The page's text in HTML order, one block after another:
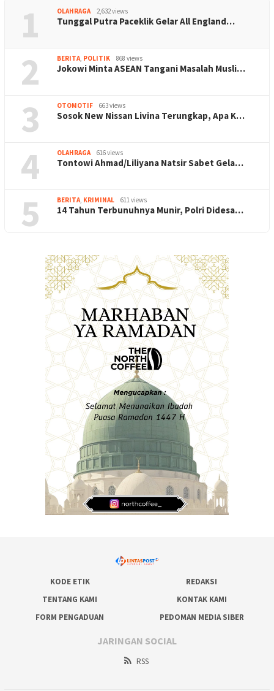
1 OLAHRAGA 2,632 views
Tunggal Putra Paceklik Gelar All England…
2 BERITA POLITIK 868 views
Jokowi Minta ASEAN Tangani Masalah Musli…
3 OTOMOTIF 663 views
Sosok New Nissan Livina Terungkap, Apa K…
4 OLAHRAGA 616 views
Tontowi Ahmad/Liliyana Natsir Sabet Gela…
5 BERITA KRIMINAL 611 views
14 Tahun Terbunuhnya Munir, Polri Didesa…
KODE ETIK
REDAKSI
TENTANG KAMI
KONTAK KAMI
FORM PENGADUAN
PEDOMAN MEDIA SIBER
JARINGAN SOCIAL
RSS